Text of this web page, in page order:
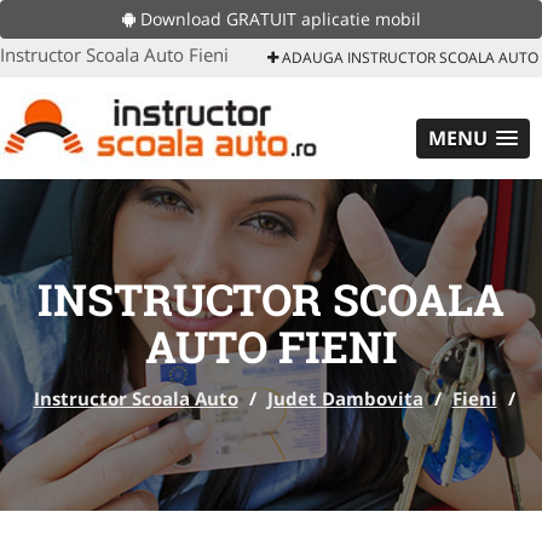
Download GRATUIT aplicatie mobil
Instructor Scoala Auto Fieni ADAUGA INSTRUCTOR SCOALA AUTO
MENU
INSTRUCTOR SCOALA
AUTO FIENI
Instructor Scoala Auto / Judet Dambovita / Fieni /